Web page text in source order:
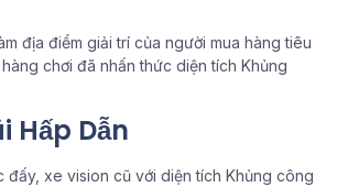
địa điểm giải trí của người mua hàng tiêu
chơi đã nhấn thức diện tích Khủng
Hấp Dẫn
đấy, xe vision cũ với diện tích Khủng công